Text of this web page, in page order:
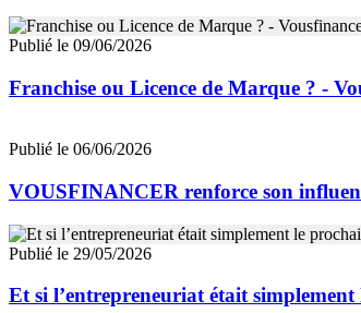
Publié le 09/06/2026
Franchise ou Licence de Marque ? -
Publié le 06/06/2026
VOUSFINANCER renforce son
Publié le 29/05/2026
Et si l’entrepreneuriat était